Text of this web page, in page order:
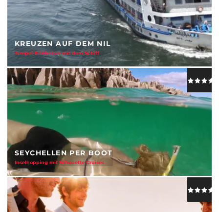
KREUZEN AUF DEM NIL
Tempel-Erlebnisse mit dem Schiff
SEYCHELLEN PER BOOT
Inselhopping mit Silhouette Cruises